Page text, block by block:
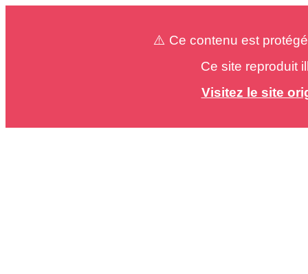
⚠️ Ce contenu est
Ce site reproduit
Visitez le site